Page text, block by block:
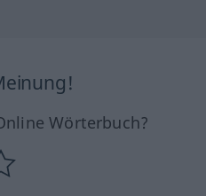
Wörterbuch?